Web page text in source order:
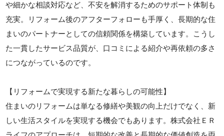
や細かな相談対応など、不安を解消するためのサポート体制も
充実。リフォーム後のアフターフォローも手厚く、長期的な住
まいのパートナーとしての信頼関係を構築しています。こうし
た一貫したサービス品質が、口コミによる紹介や再依頼の多さ
につながっているのです。
【リフォームで実現する新たな暮らしの可能性】
住まいのリフォームは単なる修繕や美観の向上だけでなく、新
しい生活スタイルを実現する機会でもあります。株式会社ＥＲ